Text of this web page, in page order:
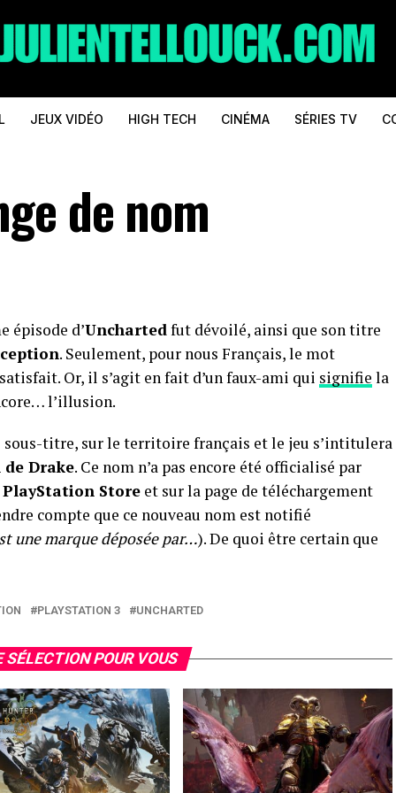
JEUX VIDÉO HIGH TECH CINÉMA SÉRIES TV
de nom
épisode d’Unchartedfut dévoilé, ainsi que son titre
. Seulement, pour nous Français, le mot
Or, il s’agit en fait d’un faux-ami qui signifie la
l’illusion.
sous-titre, sur le territoire français et le jeu s’intitulera
Drake. Ce nom n’a pas encore été officialisé par
PlayStation Store et sur la page de téléchargement
compte que ce nouveau nom est notifié
une marque déposée par…). De quoi être certain que
PLAYSTATION 3 UNCHARTED
SÉLECTION POUR VOUS